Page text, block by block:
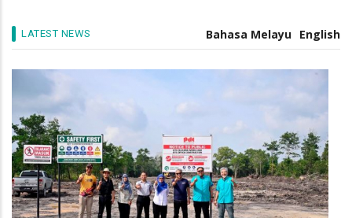
LATEST NEWS Bahasa Melayu English